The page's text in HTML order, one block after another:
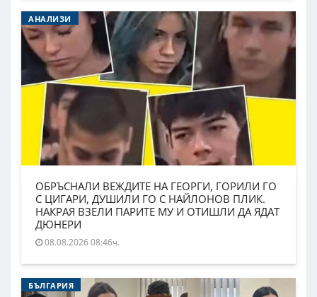
АНАЛИЗИ
ОБРЪСНАЛИ ВЕЖДИТЕ НА ГЕОРГИ, ГОРИЛИ ГО
С ЦИГАРИ, ДУШИЛИ ГО С НАЙЛОНОВ ПЛИК.
НАКРАЯ ВЗЕЛИ ПАРИТЕ МУ И ОТИШЛИ ДА ЯДАТ
ДЮНЕРИ
08.08.2026 08:46ч.
БЪЛГАРИЯ